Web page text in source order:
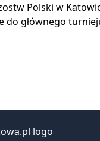
Polski w
do głównego